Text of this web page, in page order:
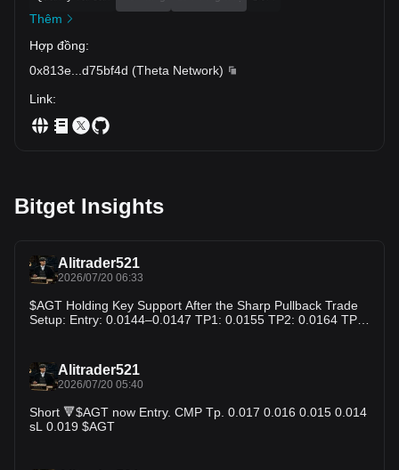
Thêm
Hợp đồng:
0x813e
d75bf4d (Theta Network)
Link:
Bitget Insights
Alitrader521
2026/07/20 06:33
$AGT Holding Key Support After the Sharp Pullback Trade
Setup: Entry: 0.0144–0.0147 TP1: 0.0155 TP2: 0.0164 TP3:
Alitrader521
2026/07/20 05:40
Short 🔻$AGT now Entry. CMP Tp. 0.017 0.016 0.015 0.014
sL 0.019 $AGT